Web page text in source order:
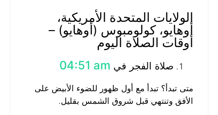
الولايات المتحدة الأمريكية،
أوهايو، كولومبوس (أوهايو) –
أوقات الصلاة اليوم
صلاة الفجر في 04:51 am
متى تبدأ؟ تبدأ مع أول ظهور للضوء الأبيض على
الأفق وتنتهي قبل شروق الشمس بقليل.